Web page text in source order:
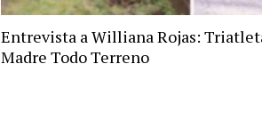
Entrevista a Williana Rojas:
Madre Todo Terreno